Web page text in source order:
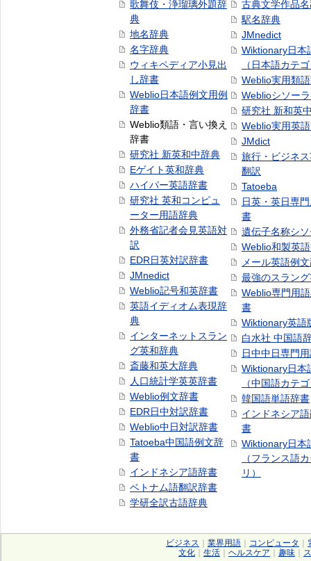
歌舞伎・浄瑠璃外題辞
典
地名辞典
名字辞典
ウィキペディア小見出
し辞書
Weblio日本語例文用例
辞書
Weblio類語・言い換え
辞書
研究社 新英和中辞典
Eゲイト英和辞典
ハイパー英語辞書
研究社 英和コンピュ
ーター用語辞典
外務省記者会見英語対
訳
EDR日英対訳辞書
JMnedict
Weblio記号和英辞書
英語イディオム表現辞
典
インターネットスラン
グ英和辞典
斎藤和英大辞典
人口統計学英英辞書
Weblio例文辞書
EDR日中対訳辞書
Weblio中日対訳辞書
Tatoeba中国語例文辞
書
インドネシア語辞書
ベトナム語翻訳辞書
学研全訳古語辞典
古典文学作品
駅名辞典
JMnedict
Wiktionary日本
（日本語カテ
Weblio実用類
Weblioシソー
研究社 新和英
Weblio実用英
JMdict
旅行・ビジネ
翻訳
Tatoeba
日英・英日専
書
遺伝子名称シ
Weblio和製英
メール英語例
最強のスラン
Weblio専門用
書
Wiktionary英語
白水社 中国語
日中中日専門
Wiktionary日本
（中国語カテ
韓国語単語辞書
インドネシア
書
Wiktionary日本
（フランス語
リ）
ビジネス 業界用語 コンピュータ
文化
生活 ヘルスケア 趣味